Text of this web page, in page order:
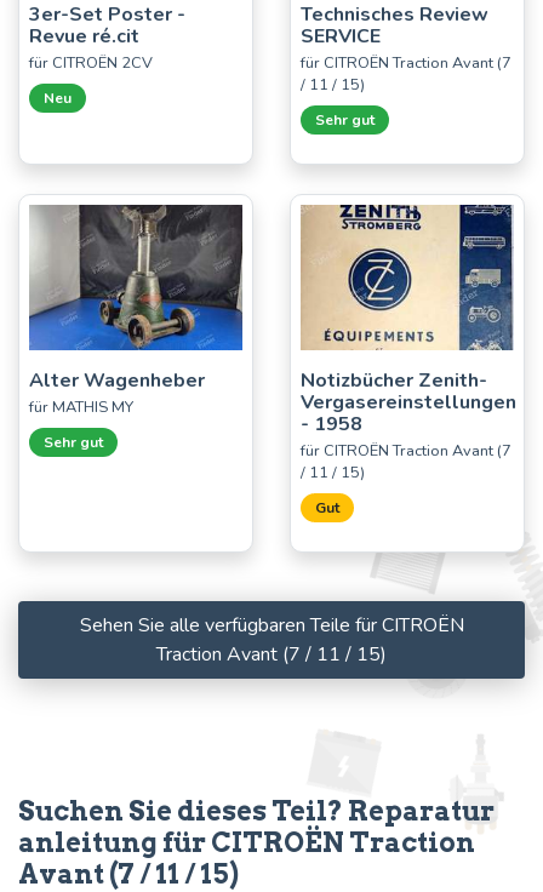
3er-Set Poster -
Revue ré.cit
für CITROËN 2CV
Neu
Technisches Review
SERVICE
für CITROËN Traction Avant (7
/ 11 / 15)
Sehr gut
Alter Wagenheber
für MATHIS MY
Sehr gut
Notizbücher Zenith-
Vergasereinstellungen
- 1958
für CITROËN Traction Avant (7
/ 11 / 15)
Gut
Sehen Sie alle verfügbaren Teile für CITROËN
Traction Avant (7 / 11 / 15)
Suchen Sie dieses Teil? Reparatur
anleitung für CITROËN Traction
Avant (7 / 11 / 15)